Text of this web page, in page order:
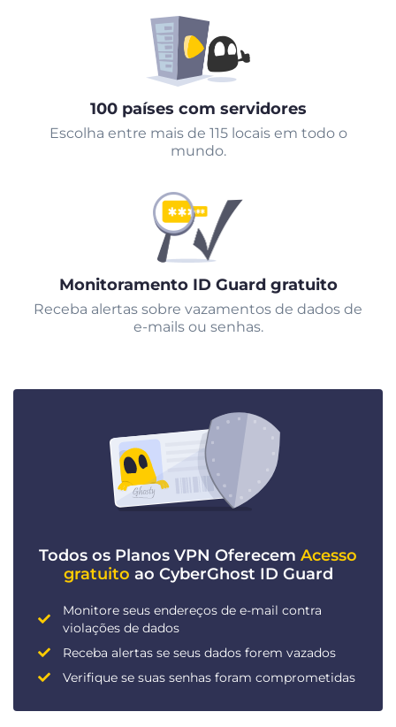
100 países com servidores
Escolha entre mais de 115 locais em todo o
mundo.
Monitoramento ID Guard gratuito
Receba alertas sobre vazamentos de dados de
e-mails ou senhas.
Todos os Planos VPN Oferecem Acesso
gratuito ao CyberGhost ID Guard
Monitore seus endereços de e-mail contra
violações de dados
Receba alertas se seus dados forem vazados
Verifique se suas senhas foram comprometidas